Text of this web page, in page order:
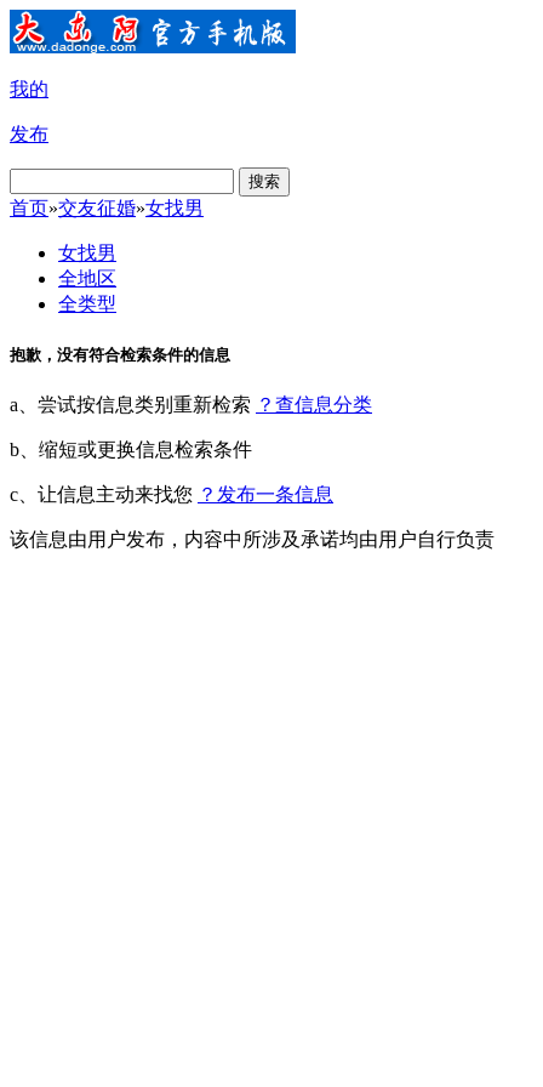
我的
发布
搜索
首页»交友征婚»女找男
女找男
全地区
全类型
抱歉，没有符合检索条件的信息
a、尝试按信息类别重新检索 ？查信息分类
b、缩短或更换信息检索条件
c、让信息主动来找您 ？发布一条信息
该信息由用户发布，内容中所涉及承诺均由用户自行负责